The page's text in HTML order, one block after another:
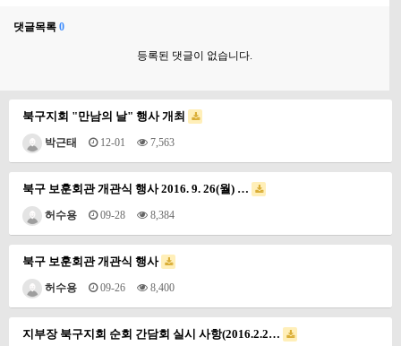
댓글목록 0
등록된 댓글이 없습니다.
북구지회 "만남의 날" 행사 개최
박근태 12-01 7,563
북구 보훈회관 개관식 행사 2016. 9. 26(월) …
허수용 09-28 8,384
북구 보훈회관 개관식 행사
허수용 09-26 8,400
지부장 북구지회 순회 간담회 실시 사항(2016.2.2…